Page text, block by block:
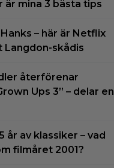
är mina 3 bästa tips
– här är Netflix
Langdon-skådis
återförenar
Ups 3” – delar en
år av klassiker – vad
filmåret 2001?